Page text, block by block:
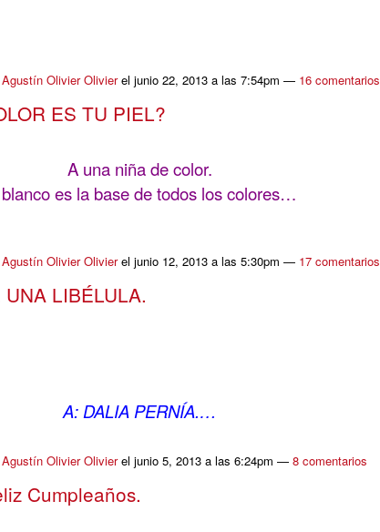
Olivier Olivierel junio 22, 2013 a las 7:54pm — 16 comentarios
ES TU PIEL?
A una niña de color.
es la base de todos los colores…
Olivier Olivierel junio 12, 2013 a las 5:30pm — 17 comentarios
LIBÉLULA.
A: DALIA PERNÍA.…
Olivier Olivierel junio 5, 2013 a las 6:24pm — 8 comentarios
Cumpleaños.